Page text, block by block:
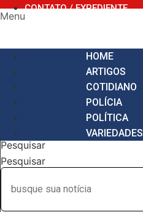
CONTATO / EXPEDIENTE
Menu
HOME
ARTIGOS
COTIDIANO
POLÍCIA
POLÍTICA
VARIEDADES
Pesquisar
Pesquisar